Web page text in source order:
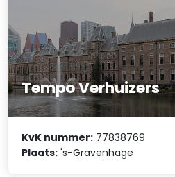
Tempo Verhuizers
KvK nummer: 77838769
Plaats: 's-Gravenhage